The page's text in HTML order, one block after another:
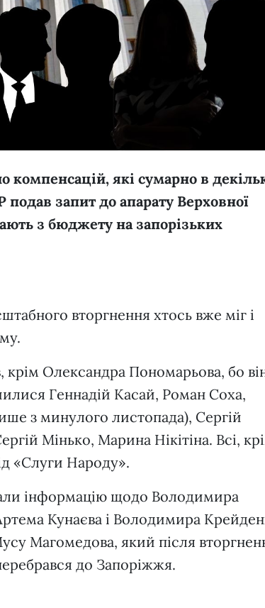
які сумарно в
запит до апарату Верховної
з бюджету на запорізьких
вторгнення хтось вже міг і
Олександра Пономарьова, бо
Геннадій Касай, Роман Соха,
з минулого листопада), Сергій
Мінько, Марина Нікітіна. Всі,
«Слуги Народу».
інформацію щодо Володимира
Кунаєва і Володимира
Магомедова, який після
до Запоріжжя.